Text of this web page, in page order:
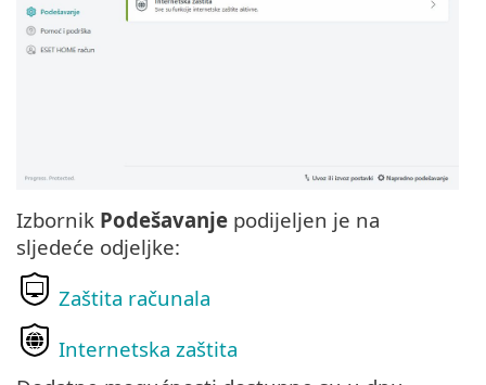
Izbornik Podešavanje podijeljen je na
sljedeće odjeljke:
Zaštita računala
Internetska zaštita